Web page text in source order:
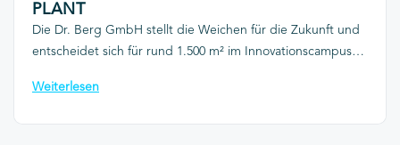
PLANT
Die Dr. Berg GmbH stellt die Weichen für die Zukunft und
entscheidet sich für rund 1.500 m² im Innovationscampus
begleitete das Unternehmen exklusiv bei der Suche nach
Weiterlesen